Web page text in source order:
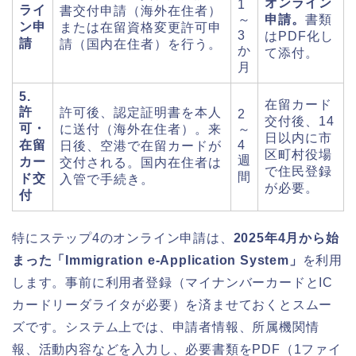
ライ
ン申
請
書交付申請（海外在住者）
または在留資格変更許可申
請（国内在住者）を行う。
1
～
3
か
月
申請。 書類
はPDF化し
て添付。
5.
許
可・
在留
カー
ド交
付
許可後、認定証明書を本人
に送付（海外在住者）。来
日後、空港で在留カードが
交付される。国内在住者は
入管で手続き。
2
～
4
週
間
在留カード
交付後、14
日以内に市
区町村役場
で住民登録
が必要。
特にステップ4のオンライン申請は、 2025年4月から始
まった「Immigration e-Application System」
を利用
します。事前に利用者登録（マイナンバーカードとIC
カードリーダライタが必要）を済ませておくとスムー
ズです。システム上では、申請者情報、所属機関情
報、活動内容などを入力し、必要書類をPDF（1ファイ